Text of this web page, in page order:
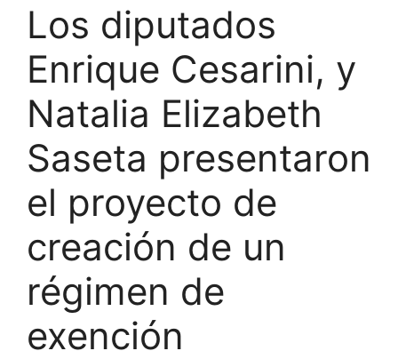
Los diputados
Enrique Cesarini, y
Natalia Elizabeth
Saseta presentaron
el proyecto de
creación de un
régimen de
exención